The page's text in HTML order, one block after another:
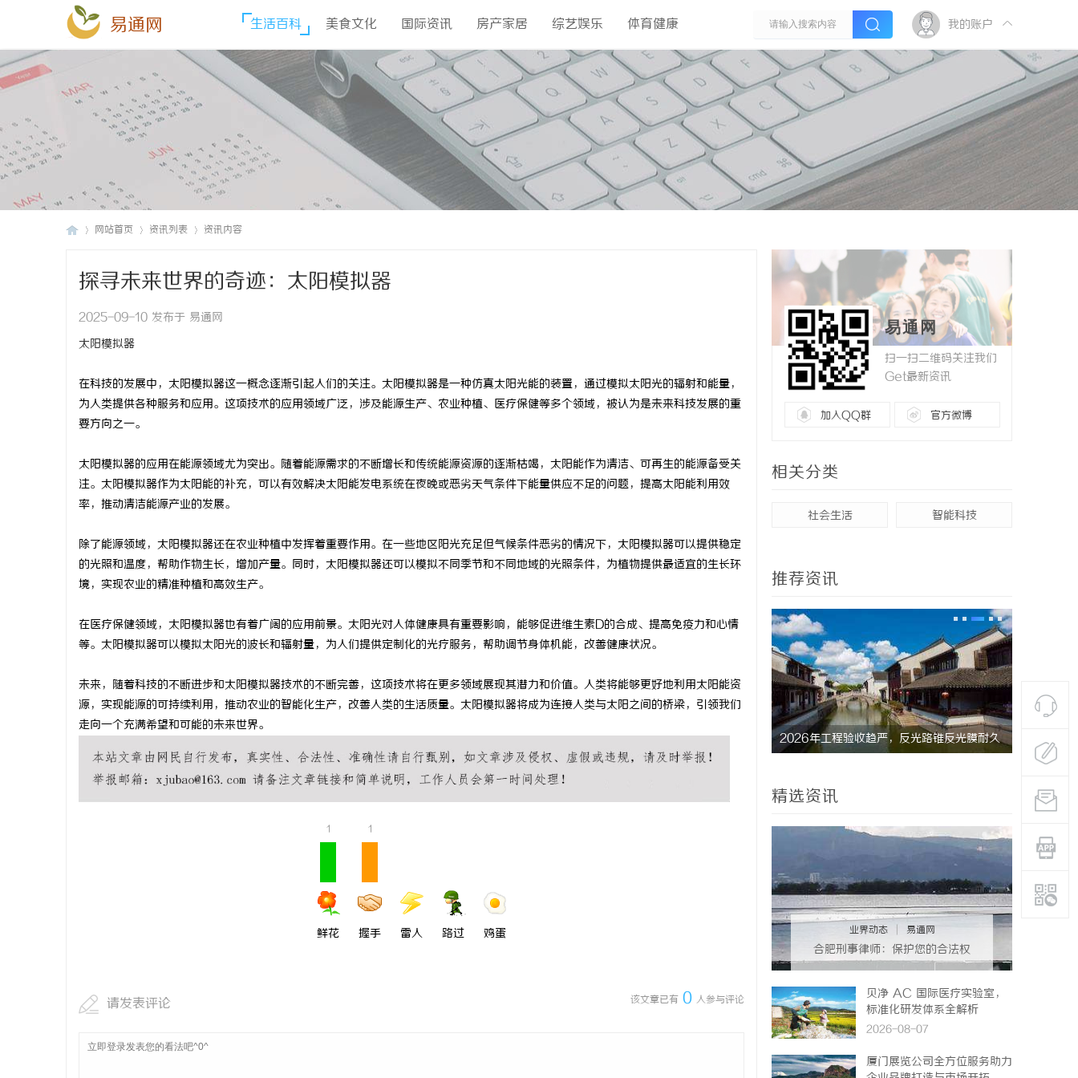
易通网 生活百科 美食文化 国际资讯 房产家居 综艺娱乐 体育健康 我的账户
网站首页 资讯列表 资讯内容
探寻未来世界的奇迹：太阳模拟器
2025-09-10 发布于 易通网
太阳模拟器
在科技的发展中，太阳模拟器这一概念逐渐引起人们的关注。太阳模拟器是一种仿真太阳光能的装置，通过模拟太阳光的辐射和能量，
为人类提供各种服务和应用。这项技术的应用领域广泛，涉及能源生产、农业种植、医疗保健等多个领域，被认为是未来科技发展的重
要方向之一。
太阳模拟器的应用在能源领域尤为突出。随着能源需求的不断增长和传统能源资源的逐渐枯竭，太阳能作为清洁、可再生的能源备受关
注。太阳模拟器作为太阳能的补充，可以有效解决太阳能发电系统在夜晚或恶劣天气条件下能量供应不足的问题，提高太阳能利用效
率，推动清洁能源产业的发展。
除了能源领域，太阳模拟器还在农业种植中发挥着重要作用。在一些地区阳光充足但气候条件恶劣的情况下，太阳模拟器可以提供稳定
的光照和温度，帮助作物生长，增加产量。同时，太阳模拟器还可以模拟不同季节和不同地域的光照条件，为植物提供最适宜的生长环
境，实现农业的精准种植和高效生产。
在医疗保健领域，太阳模拟器也有着广阔的应用前景。太阳光对人体健康具有重要影响，能够促进维生素D的合成、提高免疫力和心情
等。太阳模拟器可以模拟太阳光的波长和辐射量，为人们提供定制化的光疗服务，帮助调节身体机能，改善健康状况。
未来，随着科技的不断进步和太阳模拟器技术的不断完善，这项技术将在更多领域展现其潜力和价值。人类将能够更好地利用太阳能资
源，实现能源的可持续利用，推动农业的智能化生产，改善人类的生活质量。太阳模拟器将成为连接人类与太阳之间的桥梁，引领我们
走向一个充满希望和可能的未来世界。
1
鲜花
1
握手 雷人 路过 鸡蛋
该文章已有 0 人参与评论
请发表评论
易通网
扫一扫二维码关注我们
Get最新资讯
加入QQ群 官方微博
相关分类
社会生活 智能科技
推荐资讯
视觉激光打标系列：精确与创新的结合 2026年纯电轻卡囤货指南：奥铃极电与智蓝
全系解析，跑得多省得多
2026年工程验收趋严，反光路锥反光膜耐久 揭秘！专
哪些行业
精选资讯
业界动态 易通网
合肥刑事律师：保护您的合法权
益，助您走出法律困境
贝净 AC 国际医疗实验室，
标准化研发体系全解析
2026-08-07
厦门展览公司全方位服务助力